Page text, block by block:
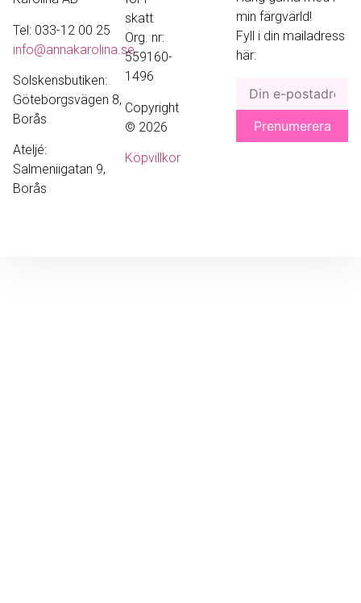
Tel: 033-12 00 25
info@annakarolina.se
Solskensbutiken:
Göteborgsvägen 8,
Borås
Ateljé:
Salmeniigatan 9,
Borås
skatt
Org. nr:
559160-
1496
Copyright
© 2026
Köpvillkor
min färgvärld!
Fyll i din mailadress
här: